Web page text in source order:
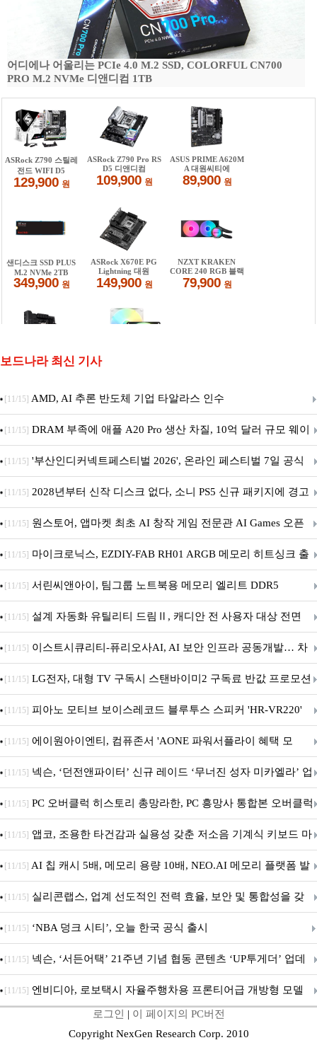
어디에나 어울리는 PCIe 4.0 M.2 SSD, COLORFUL CN700
PRO M.2 NVMe 디앤디컴 1TB
보드나라 최신 기사
[11/15] AMD, AI 추론 반도체 기업 타알라스 인수
[11/15] DRAM 부족에 애플 A20 Pro 생산 차질, 10억 달러 규모 웨이
퍼 대기
[11/15] '부산인디커넥트페스티벌 2026', 온라인 페스티벌 7일 공식
개막... 22일간 진행
[11/15] 2028년부터 신작 디스크 없다, 소니 PS5 신규 패키지에 경고
문 추가
[11/15] 원스토어, 앱마켓 최초 AI 창작 게임 전문관 AI Games 오픈
[11/15] 마이크로닉스, EZDIY-FAB RH01 ARGB 메모리 히트싱크 출
시
[11/15] 서린씨앤아이, 팀그룹 노트북용 메모리 엘리트 DDR5
5600MHz 16GB 출시
[11/15] 설계 자동화 유틸리티 드림Ⅱ, 캐디안 전 사용자 대상 전면
무상 배포
[11/15] 이스트시큐리티-퓨리오사AI, AI 보안 인프라 공동개발… 차
세대 AI 보안 플랫폼 구축
[11/15] LG전자, 대형 TV 구독시 스탠바이미2 구독료 반값 프로모션
[11/15] 피아노 모티브 보이스레코드 블루투스 스피커 'HR-VR220'
출시
[11/15] 에이원아이엔티, 컴퓨존서 'AONE 파워서플라이 혜택 모
음.ZIP' 이벤트 진행
[11/15] 넥슨, ‘던전앤파이터’ 신규 레이드 ‘무너진 성자 미카엘라’ 업
데이트!
[11/15] PC 오버클럭 히스토리 총망라한, PC 흥망사 통합본 오버클럭
특집(1-4편)
[11/15] 앱코, 조용한 타건감과 실용성 갖춘 저소음 기계식 키보드 마
우스 세트 'KM580' 출시
[11/15] AI 칩 캐시 5배, 메모리 용량 10배, NEO.AI 메모리 플랫폼 발
표
[11/15] 실리콘랩스, 업계 선도적인 전력 효율, 보안 및 통합성을 갖
춘 초저전력 블루투스 LE SoC ‘BG2B’ 공개
[11/15] ‘NBA 덩크 시티’, 오늘 한국 공식 출시
[11/15] 넥슨, ‘서든어택’ 21주년 기념 협동 콘텐츠 ‘UP투게더’ 업데
이트
[11/15] 엔비디아, 로보택시 자율주행차용 프론티어급 개방형 모델
‘알파마요 2 슈퍼’ 상업적 이용 가능
로그인 | 이 페이지의 PC버전
Copyright NexGen Research Corp. 2010